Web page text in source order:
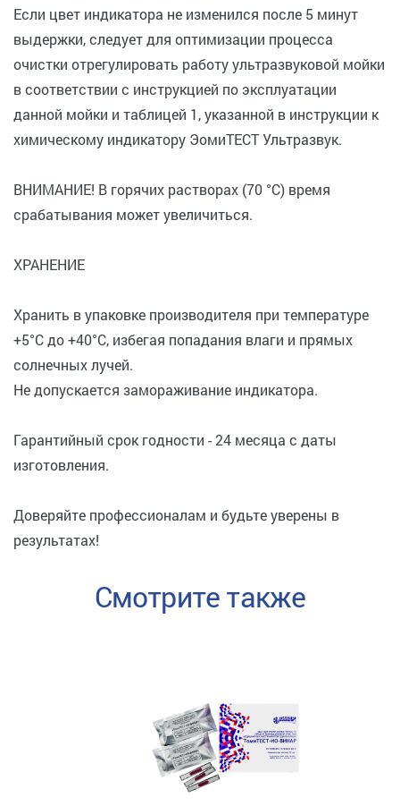
Если цвет индикатора не изменился после 5 минут
выдержки, следует для оптимизации процесса
очистки отрегулировать работу ультразвуковой мойки
в соответствии с инструкцией по эксплуатации
данной мойки и таблицей 1, указанной в инструкции к
химическому индикатору ЭомиТЕСТ Ультразвук.
ВНИМАНИЕ! В горячих растворах (70 °С) время
срабатывания может увеличиться.
ХРАНЕНИЕ
Хранить в упаковке производителя при температуре
+5°C до +40°C, избегая попадания влаги и прямых
солнечных лучей.
Не допускается замораживание индикатора.
Гарантийный срок годности - 24 месяца с даты
изготовления.
Доверяйте профессионалам и будьте уверены в
результатах!
Смотрите также